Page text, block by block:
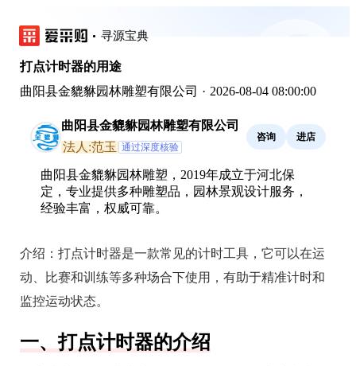
寻源宝典
打点计时器的用途
曲阳县金貔貅园林雕塑有限公司 · 2026-08-04 08:00:00
曲阳县金貔貅园林雕塑有限公司
法人:范玉 通过深度核验
咨询 进店
曲阳县金貔貅园林雕塑，2019年成立于河北保
定，专业提供多种雕塑品，园林景观设计服务，
经验丰富，权威可靠。
介绍： 打点计时器是一款常见的计时工具，它可以在运
动、比赛和训练等多种场合下使用，有助于精准计时和
监控运动状态。
一、打点计时器的介绍